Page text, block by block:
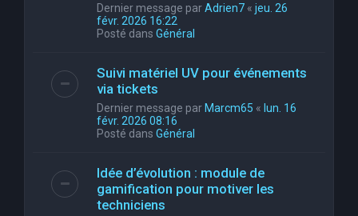
Dernier message parAdrien7 « jeu. 26
févr. 2026 16:22
Posté dans Général
Suivi matériel UV pour événements
via tickets
Dernier message par Marcm65 « lun. 16
févr. 2026 08:16
Posté dans Général
Idée d’évolution : module de
gamification pour motiver les
techniciens